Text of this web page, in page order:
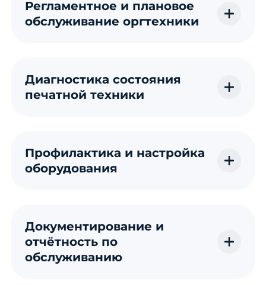
Регламентное и плановое
обслуживание оргтехники
Диагностика состояния
печатной техники
Профилактика и настройка
оборудования
Документирование и
отчётность по
обслуживанию